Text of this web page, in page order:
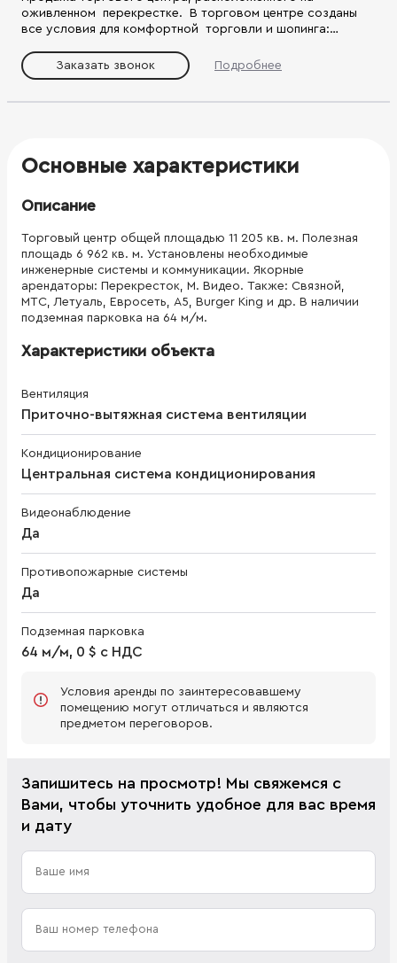
оживленном перекрестке. В торговом центре созданы
все условия для комфортной торговли и шопинга:
современных инженерных систем и элементов (включая
подземный паркинг, погрузочно-разгрузочную зону,
Заказать звонок Подробнее
Основные характеристики
Описание
Торговый центр общей площадью 11 205 кв. м. Полезная
площадь 6 962 кв. м. Установлены необходимые
инженерные системы и коммуникации. Якорные
арендаторы: Перекресток, М. Видео. Также: Связной,
МТС, Летуаль, Евросеть, А5, Burger King и др. В наличии
подземная парковка на 64 м/м.
Характеристики объекта
Вентиляция
Приточно-вытяжная система вентиляции
Кондиционирование
Центральная система кондиционирования
Видеонаблюдение
Да
Противопожарные системы
Да
Подземная парковка
64 м/м, 0 $ с НДС
Условия аренды по заинтересовавшему
помещению могут отличаться и являются
предметом переговоров.
Запишитесь на просмотр! Мы свяжемся с
Вами, чтобы уточнить удобное для вас время
и дату